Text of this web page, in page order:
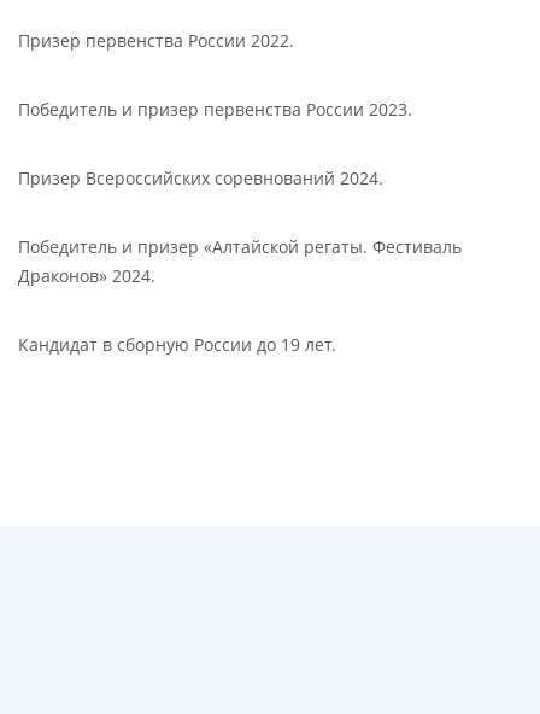
Призер первенства России 2022.
Победитель и призер первенства России 2023.
Призер Всероссийских соревнований 2024.
Победитель и призер «Алтайской регаты. Фестиваль
Драконов» 2024.
Кандидат в сборную России до 19 лет.